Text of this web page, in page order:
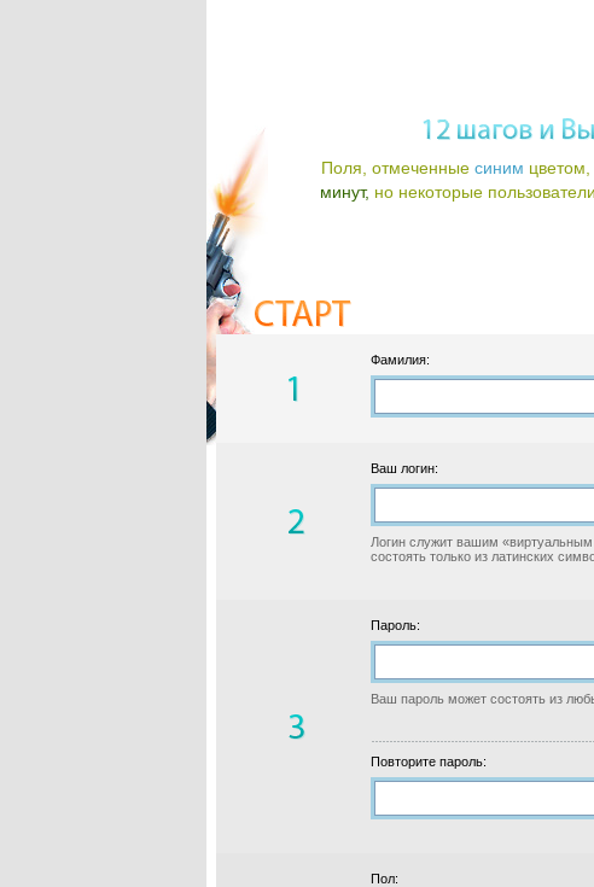
Поля, отмеченные синим
минут, но некоторые
Фамилия:
Ваш логин:
Логин служит вашим
состоять только из латинских
Пароль:
Ваш пароль может состоять из
Повторите пароль:
Пол: